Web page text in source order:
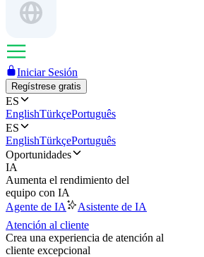
Iniciar Sesión
Regístrese gratis
ES
EnglishTürkçePortuguês
ES
EnglishTürkçePortuguês
Oportunidades
IA
Aumenta el rendimiento del
equipo con IA
Agente de IA
Asistente de IA
Atención al cliente
Crea una experiencia de atención al
cliente excepcional